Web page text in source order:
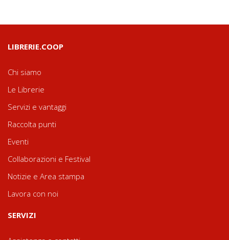
LIBRERIE.COOP
Chi siamo
Le Librerie
Servizi e vantaggi
Raccolta punti
Eventi
Collaborazioni e Festival
Notizie e Area stampa
Lavora con noi
SERVIZI